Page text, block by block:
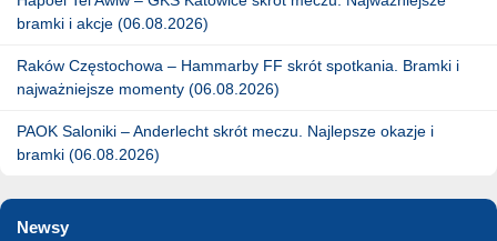
bramki i akcje (06.08.2026)
Raków Częstochowa – Hammarby FF skrót spotkania. Bramki i
najważniejsze momenty (06.08.2026)
PAOK Saloniki – Anderlecht skrót meczu. Najlepsze okazje i
bramki (06.08.2026)
Newsy